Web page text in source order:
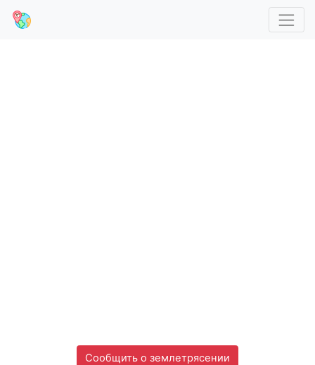
Сообщить о землетрясении